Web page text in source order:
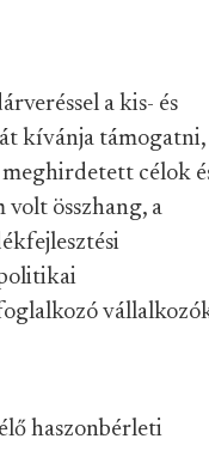
a kis- és
kívánja támogatni,
célok
összhang, a
haszonbérleti